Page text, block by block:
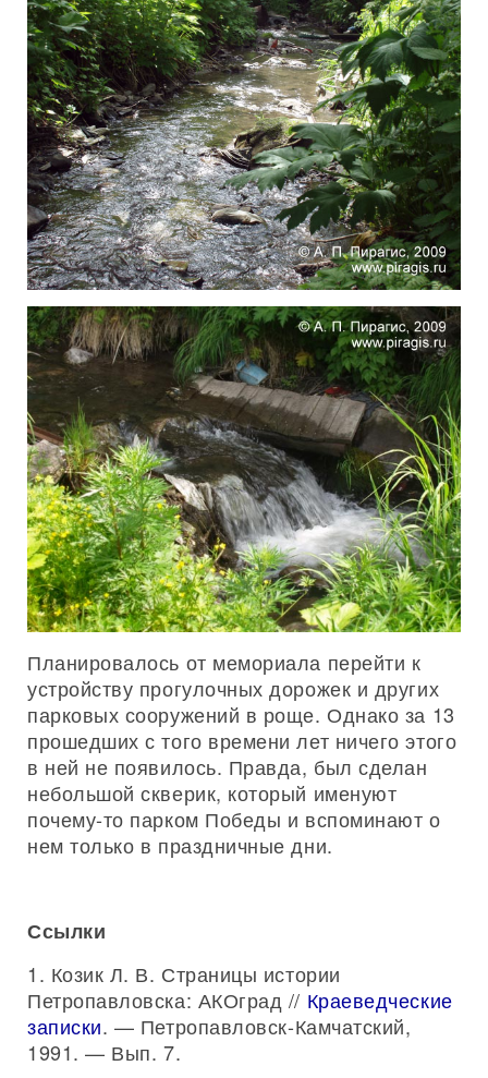
Планировалось от мемориала перейти к
устройству прогулочных дорожек и других
парковых сооружений в роще. Однако за 13
прошедших с того времени лет ничего этого
в ней не появилось. Правда, был сделан
небольшой скверик, который именуют
почему-то парком Победы и вспоминают о
нем только в праздничные дни.
Ссылки
1. Козик Л. В. Страницы истории
Петропавловска: АКОград // Краеведческие
записки. — Петропавловск-Камчатский,
1991. — Вып. 7.